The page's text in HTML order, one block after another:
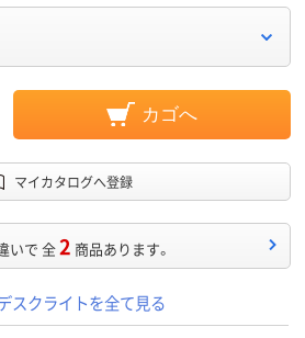
カゴへ
マイカタログへ登録
いで 全2 商品あります。
スクライトを全て見る